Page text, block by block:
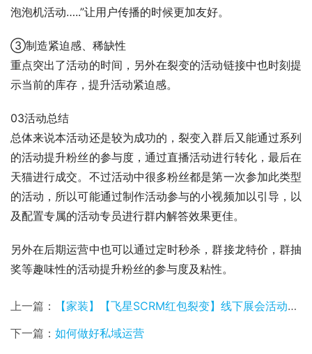
泡泡机活动…..”让用户传播的时候更加友好。
③制造紧迫感、稀缺性
重点突出了活动的时间，另外在裂变的活动链接中也时刻提
示当前的库存，提升活动紧迫感。
03活动总结
总体来说本活动还是较为成功的，裂变入群后又能通过系列
的活动提升粉丝的参与度，通过直播活动进行转化，最后在
天猫进行成交。不过活动中很多粉丝都是第一次参加此类型
的活动，所以可能通过制作活动参与的小视频加以引导，以
及配置专属的活动专员进行群内解答效果更佳。
另外在后期运营中也可以通过定时秒杀，群接龙特价，群抽
奖等趣味性的活动提升粉丝的参与度及粘性。
上一篇：
【家装】【飞星SCRM红包裂变】线下展会活动，如何两天涨粉2000+微信号？
下一篇： 如何做好私域运营